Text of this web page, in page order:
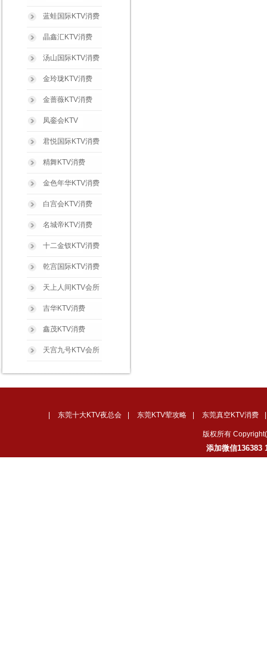
蓝蛙国际KTV消费
晶鑫汇KTV消费
汤山国际KTV消费
金玲珑KTV消费
金蔷薇KTV消费
凤銮会KTV
君悦国际KTV消费
精舞KTV消费
金色年华KTV消费
白宫会KTV消费
名城帝KTV消费
十二金钗KTV消费
乾宫国际KTV消费
天上人间KTV会所
吉华KTV消费
鑫茂KTV消费
天宫九号KTV会所
东莞十大KTV夜总会 东莞KTV荤攻略 东莞真空KTV消费
版权所有
添加微信136383